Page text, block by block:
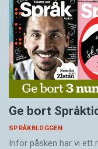
Ge bort
SPRÅKBLOGGEN
Inför påsken har vi ett